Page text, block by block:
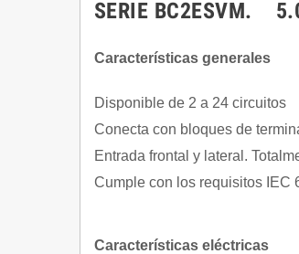
SERIE BC2ESVM.
Características generales
Disponible de 2 a 24 circuitos
Conecta con bloques de
Entrada frontal y lateral.
Cumple con los requisitos IEC
Características eléctricas